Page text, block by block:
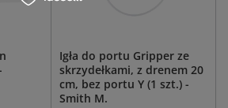
Igła do portu Gripper ze
skrzydełkami, z drenem 20
cm, bez portu Y (1 szt.) -
Smith M.